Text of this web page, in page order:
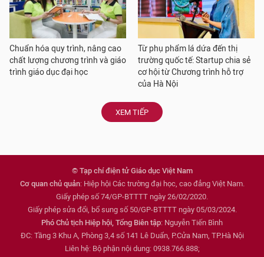
Chuẩn hóa quy trình, nâng cao
chất lượng chương trình và giáo
trình giáo dục đại học
Từ phụ phẩm lá dứa đến thị
trường quốc tế: Startup chia sẻ
cơ hội từ Chương trình hỗ trợ
của Hà Nội
XEM TIẾP
© Tạp chí điện tử Giáo dục Việt Nam
Cơ quan chủ quản: Hiệp hội Các trường đại học, cao đẳng Việt Nam.
Giấy phép số 74/GP-BTTTT ngày 26/02/2020.
Giấy phép sửa đổi, bổ sung số 50/GP-BTTTT ngày 05/03/2024.
Phó Chủ tịch Hiệp hội, Tổng Biên tập: Nguyễn Tiến Bình
ĐC: Tầng 3 Khu A, Phòng 3,4 số 141 Lê Duẩn, P.Cửa Nam, TP.Hà Nội
Liên hệ: Bộ phận nội dung: 0938.766.888;